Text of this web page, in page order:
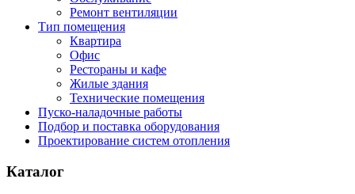
Ремонт вентиляции
Тип помещения
Квартира
Офис
Рестораны и кафе
Жилые здания
Технические помещения
Пуско-наладочные работы
Подбор и поставка оборудования
Проектирование систем отопления
Каталог